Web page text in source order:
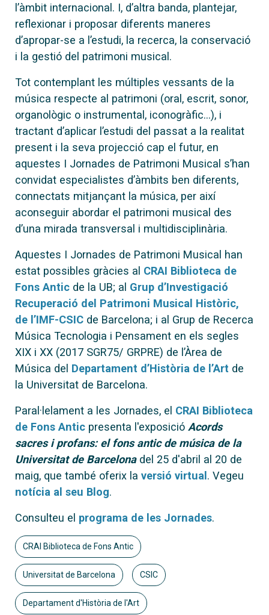
l’àmbit internacional. I, d’altra banda, plantejar,
reflexionar i proposar diferents maneres
d’apropar-se a l’estudi, la recerca, la conservació
i la gestió del patrimoni musical.
Tot contemplant les múltiples vessants de la
música respecte al patrimoni (oral, escrit, sonor,
organològic o instrumental, iconogràfic...), i
tractant d’aplicar l’estudi del passat a la realitat
present i la seva projecció cap el futur, en
aquestes I Jornades de Patrimoni Musical s’han
convidat especialistes d’àmbits ben diferents,
connectats mitjançant la música, per així
aconseguir abordar el patrimoni musical des
d’una mirada transversal i multidisciplinària.
Aquestes I Jornades de Patrimoni Musical han
estat possibles gràcies al CRAI Biblioteca de
Fons Antic de la UB; al Grup d’Investigació
Recuperació del Patrimoni Musical Històric,
de l’IMF-CSIC de Barcelona; i al Grup de Recerca
Música Tecnologia i Pensament en els segles
XIX i XX (2017 SGR75/ GRPRE) de l’Àrea de
Música del Departament d’Història de l’Art de
la Universitat de Barcelona.
Paral·lelament a les Jornades, el CRAI Biblioteca
de Fons Antic presenta l'exposició Acords
sacres i profans: el fons antic de música de la
Universitat de Barcelonadel 25 d'abril al 20 de
maig, que també oferix la versió virtual. Vegeu
notícia al seu Blog.
Consulteu el programa de les Jornades.
CRAI Biblioteca de Fons Antic
Universitat de Barcelona CSIC
Departament d'Història de l'Art